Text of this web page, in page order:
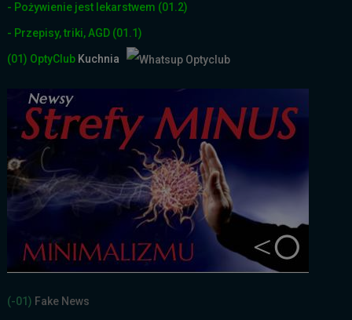
- Pożywienie jest lekarstwem (01.2)
- Przepisy, triki, AGD (01.1)
(01) OptyClub Kuchnia
(-01) Fake News